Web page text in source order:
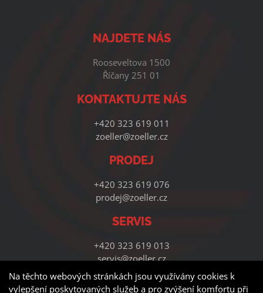
NAJDETE NÁS
Rooseveltova 1500
Říčany 251 01
KONTAKTUJTE NÁS
+420 323 619 011
zoeller@zoeller.cz
PRODEJ
+420 323 619 076
prodej@zoeller.cz
SERVIS
+420 323 619 013
servis@zoeller.cz
Na těchto webových stránkách jsou využívány cookies k
vylepšení poskytovaných služeb a pro zvýšení komfortu při